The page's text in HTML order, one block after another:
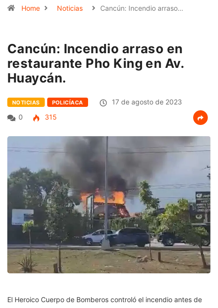
Home Noticias Cancún: Incendio arraso…
Cancún: Incendio arraso en
restaurante Pho King en Av.
Huaycán.
NOTICIAS POLICÍACA
17 de agosto de 2023
0
315
El Heroico Cuerpo de Bomberos controló el incendio antes de